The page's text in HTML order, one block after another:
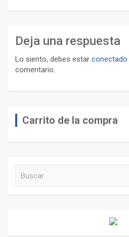
Deja una respuesta
Lo siento, debes estar conectado
comentario.
Carrito de la compra